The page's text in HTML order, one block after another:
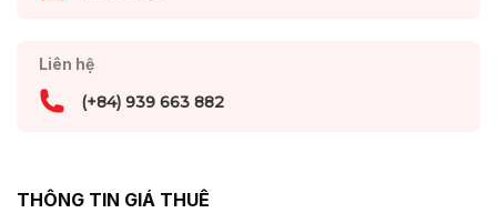
Liên hệ
(+84) 939 663 882
THÔNG TIN GIÁ THUÊ